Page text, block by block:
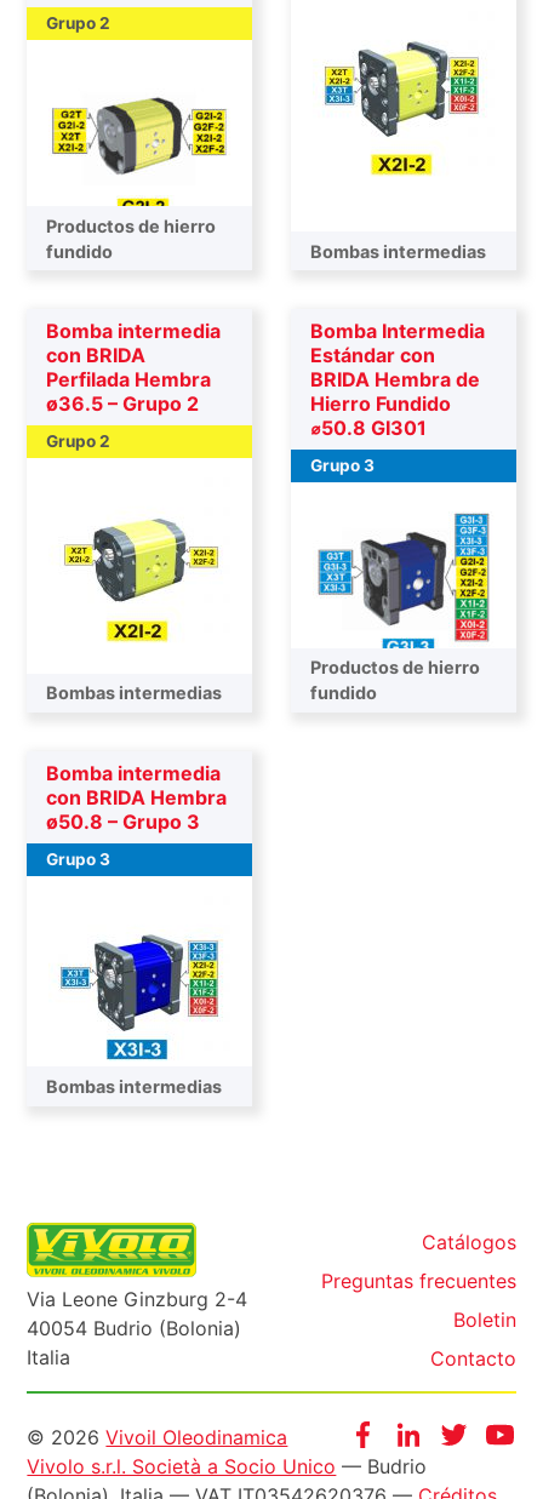
Grupo 2
Bombas intermedias
Productos de hierro
fundido
Bombas intermedias
Bomba intermedia
con BRIDA
Perfilada Hembra
ø36.5 – Grupo 2
Grupo 2
Bombas intermedias
Bomba Intermedia
Estándar con
BRIDA Hembra de
Hierro Fundido
⌀50.8 GI301
Grupo 3
Bombas intermedias
Productos de hierro
fundido
Bomba intermedia
con BRIDA Hembra
ø50.8 – Grupo 3
Grupo 3
Bombas intermedias
Via Leone Ginzburg 2-4
40054 Budrio (Bolonia)
Italia
Catálogos
Preguntas frecuentes
Boletin
Contacto
FacebookInstagram
Twitter
Informazioni
legali
© 2026Vivoil Oleodinamica
Vivolo s.r.l. Società a Socio Unico — Budrio